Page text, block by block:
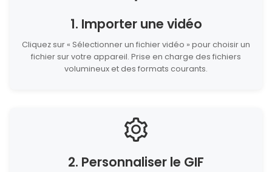
1. Importer une vidéo
Cliquez sur « Sélectionner un fichier vidéo » pour choisir un
fichier sur votre appareil. Prise en charge des fichiers
volumineux et des formats courants.
2. Personnaliser le GIF